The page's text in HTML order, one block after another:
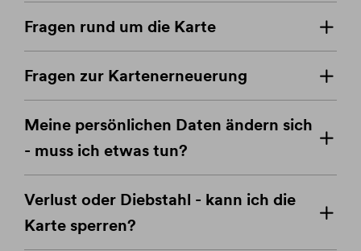
Fragen rund um die Karte
Fragen zur Kartenerneuerung
Meine persönlichen Daten ändern sich
- muss ich etwas tun?
Verlust oder Diebstahl - kann ich die
Karte sperren?